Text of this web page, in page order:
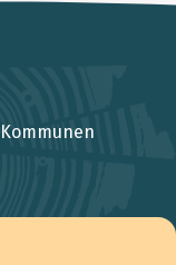
Kommunen